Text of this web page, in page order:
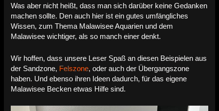
Was aber nicht heißt, dass man sich darüber keine Gedanken
machen sollte. Den auch hier ist ein gutes umfängliches
Wissen, zum Thema Malawisee Aquarien und dem
Malawisee wichtiger, als so manch einer denkt.
Wir hoffen, dass unsere Leser Spaß an diesen Beispielen aus
der Sandzone, Felszone, oder auch der Übergangszone
haben. Und ebenso ihren Ideen dadurch, für das eigene
Malawisee Becken etwas Hilfe sind.